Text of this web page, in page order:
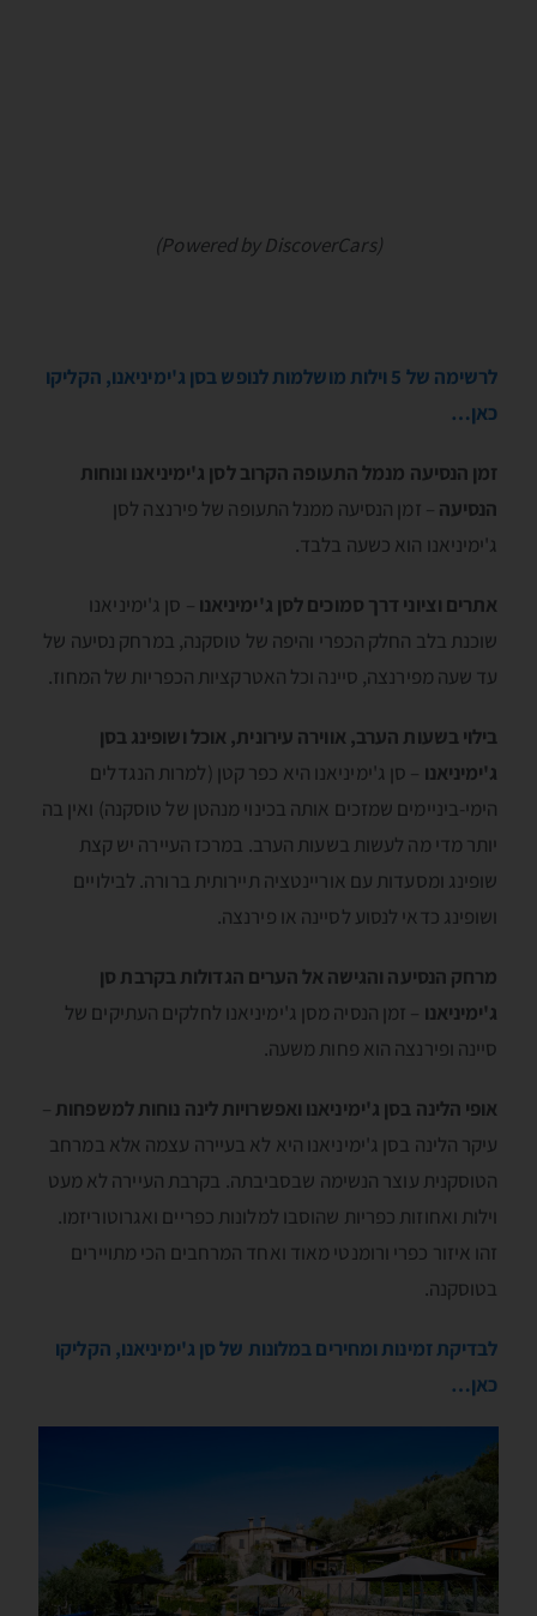
(Powered by DiscoverCars)
לרשימה של 5 וילות מושלמות לנופש בסן ג'ימיניאנו, הקליקו
כאן…
זמן הנסיעה מנמל התעופה הקרוב לסן ג'ימיניאנו ונוחות
הנסיעה – זמן הנסיעה ממנל התעופה של פירנצה לסן
ג'ימיניאנו הוא כשעה בלבד.
אתרים וציוני דרך סמוכים לסן ג'ימיניאנו – סן ג'ימיניאנו
שוכנת בלב החלק הכפרי והיפה של טוסקנה, במרחק נסיעה של
עד שעה מפירנצה, סיינה וכל האטרקציות הכפריות של המחוז.
בילוי בשעות הערב, אווירה עירונית, אוכל ושופינג בסן
ג'ימיניאנו – סן ג'ימיניאנו היא כפר קטן (למרות הנגדלים
הימי-ביניימים שמזכים אותה בכינוי מנהטן של טוסקנה) ואין בה
יותר מדי מה לעשות בשעות הערב. במרכז העיירה יש קצת
שופינג ומסעדות עם אוריינטציה תיירותית ברורה. לבילויים
ושופינג כדאי לנסוע לסיינה או פירנצה.
מרחק הנסיעה והגישה אל הערים הגדולות בקרבת סן
ג'ימיניאנו – זמן הנסיה מסן ג'ימיניאנו לחלקים העתיקים של
סיינה ופירנצה הוא פחות משעה.
אופי הלינה בסן ג'ימיניאנו ואפשרויות לינה נוחות למשפחות –
עיקר הלינה בסן ג'ימיניאנו היא לא בעיירה עצמה אלא במרחב
הטוסקנית עוצר הנשימה שבסביבתה. בקרבת העיירה לא מעט
וילות ואחוזות כפריות שהוסבו למלונות כפריים ואגרוטוריזמו.
זהו איזור כפרי ורומנטי מאוד ואחד המרחבים הכי מתויירים
בטוסקנה.
לבדיקת זמינות ומחירים במלונות של סן ג'ימיניאנו, הקליקו
כאן…